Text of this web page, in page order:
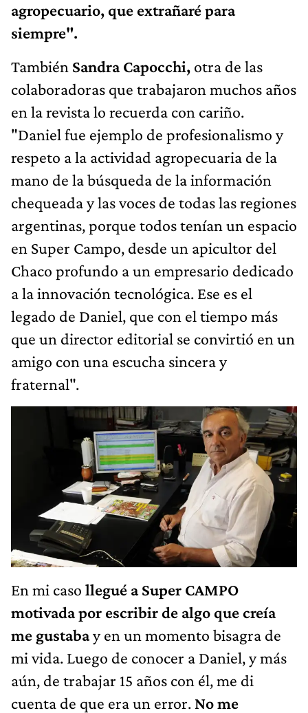
agropecuario, que extrañaré para
siempre".
También Sandra Capocchi, otra de las
colaboradoras que trabajaron muchos años
en la revista lo recuerda con cariño.
"Daniel fue ejemplo de profesionalismo y
respeto a la actividad agropecuaria de la
mano de la búsqueda de la información
chequeada y las voces de todas las regiones
argentinas, porque todos tenían un espacio
en Super Campo, desde un apicultor del
Chaco profundo a un empresario dedicado
a la innovación tecnológica. Ese es el
legado de Daniel, que con el tiempo más
que un director editorial se convirtió en un
amigo con una escucha sincera y
fraternal".
En mi caso llegué a Super CAMPO
motivada por escribir de algo que creía
me gustabay en un momento bisagra de
mi vida. Luego de conocer a Daniel, y más
aún, de trabajar 15 años con él, me di
cuenta de que era un error. No me